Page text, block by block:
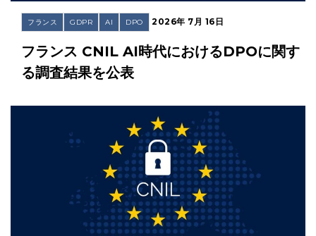
フランス GDPR AI DPO 2026年 7月 16日
フランス CNIL AI時代におけるDPOに関す
る調査結果を公表